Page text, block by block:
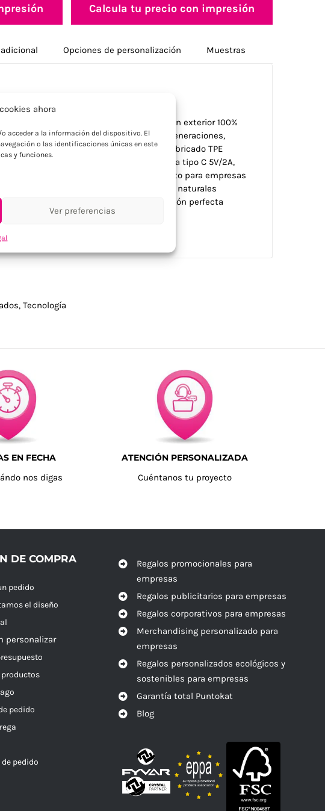
ahora
acceder a la información del dispositivo. El
o las identificaciones únicas en este
y funciones.
Ver preferencias
Calcula tu precio con impresión
Opciones de personalización Muestras
inalámbrico ultrarrápido fabricado con exterior 100%
carga inalámbrica Android últimas generaciones,
Incluye cable carga tipo C de 150cm fabricado TPE
en caja kraft mixta FSC®. Entrada tipo C 5V/2A,
5V/1A, 9V/1.1A, 9V/1.67A (15W). Perfecto para empresas
carga inalámbrica con materiales 100% naturales
certificados RCS para combinación perfecta
, Tecnología
EN FECHA
nos digas
ATENCIÓN PERSONALIZADA
Cuéntanos tu proyecto
DE COMPRA
pedido
el diseño
personalizar
productos
pedido
pedido
Regalos promocionales para
empresas
Regalos publicitarios para empresas
Regalos corporativos para empresas
Merchandising personalizado para
empresas
Regalos personalizados ecológicos y
sostenibles para empresas
Garantía total Puntokat
Blog